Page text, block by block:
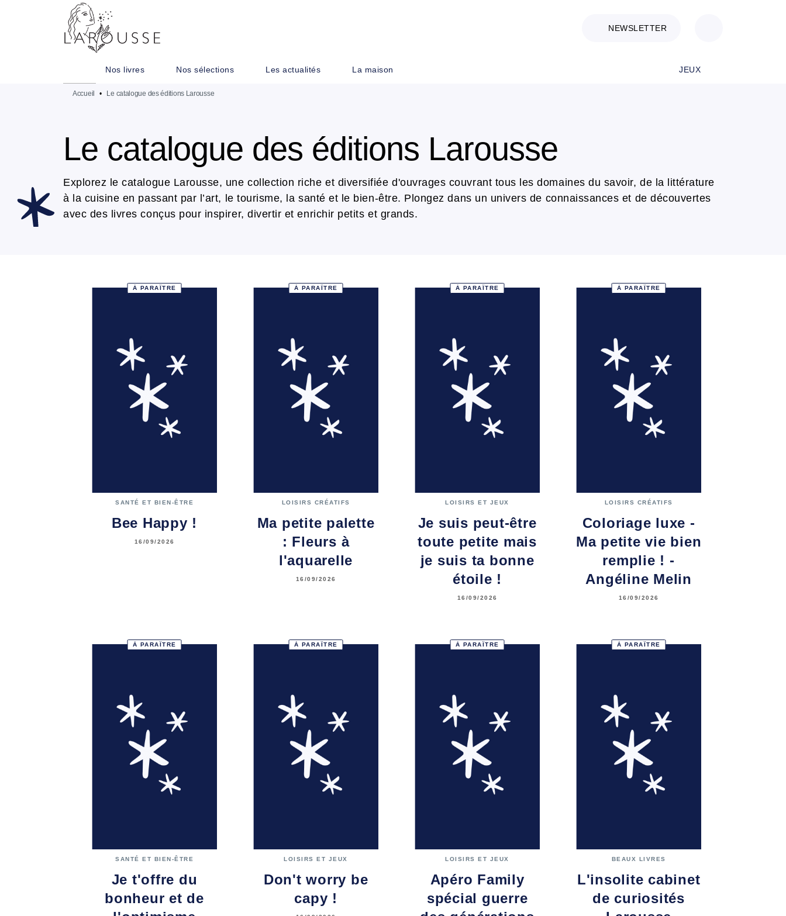
MENU
NEWSLETTER
Nos livres Nos sélections Les actualités La maison JEUX
Accueil • Le catalogue des éditions Larousse
Le catalogue des éditions Larousse
Explorez le catalogue Larousse, une collection riche et diversifiée d'ouvrages couvrant tous les domaines du savoir, de la littérature
à la cuisine en passant par l’art, le tourisme, la santé et le bien-être. Plongez dans un univers de connaissances et de découvertes
avec des livres conçus pour inspirer, divertir et enrichir petits et grands.
À PARAÎTRE
SANTÉ ET BIEN-ÊTRE
Bee Happy !
16/09/2026
À PARAÎTRE
LOISIRS CRÉATIFS
Ma petite palette
: Fleurs à
l'aquarelle
16/09/2026
À PARAÎTRE
LOISIRS ET JEUX
Je suis peut-être
toute petite mais
je suis ta bonne
étoile !
16/09/2026
À PARAÎTRE
LOISIRS CRÉATIFS
Coloriage luxe -
Ma petite vie bien
remplie ! -
Angéline Melin
16/09/2026
À PARAÎTRE
SANTÉ ET BIEN-ÊTRE
Je t'offre du
bonheur et de
À PARAÎTRE
LOISIRS ET JEUX
Don't worry be
capy !
À PARAÎTRE
LOISIRS ET JEUX
Apéro Family
spécial guerre
À PARAÎTRE
BEAUX LIVRES
L'insolite cabinet
de curiosités